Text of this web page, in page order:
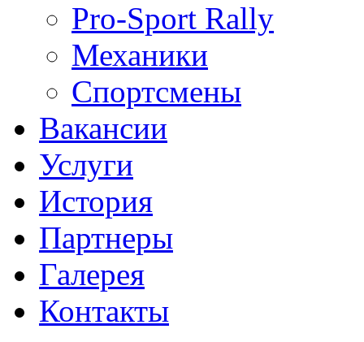
Pro-Sport Rally
Механики
Спортсмены
Вакансии
Услуги
История
Партнеры
Галерея
Контакты